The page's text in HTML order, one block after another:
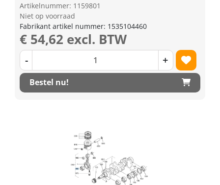
Artikelnummer: 1159801
Niet op voorraad
Fabrikant artikel nummer: 1535104460
€ 54,62 excl. BTW
- +
Bestel nu!